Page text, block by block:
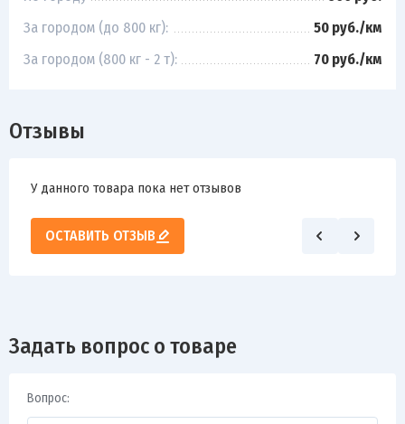
За городом (до 800 кг):
50 руб./км
За городом (800 кг - 2 т):
70 руб./км
Отзывы
У данного товара пока нет отзывов
ОСТАВИТЬ ОТЗЫВ
Задать вопрос о товаре
Вопрос: